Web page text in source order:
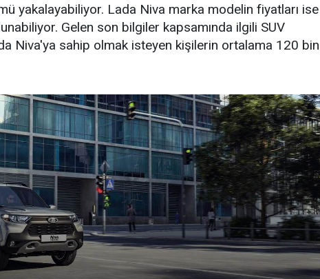
yakalayabiliyor. Lada Niva marka modelin fiyatları ise
Gelen son bilgiler kapsamında ilgili SUV
Niva'ya sahip olmak isteyen kişilerin ortalama 120 bin